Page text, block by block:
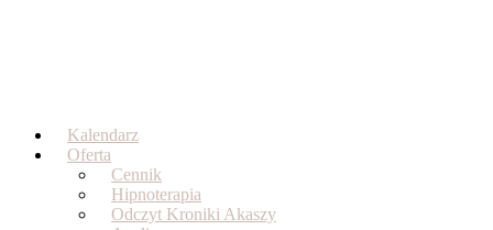
Kalendarz
Oferta
Cennik
Hipnoterapia
Odczyt Kroniki Akaszy